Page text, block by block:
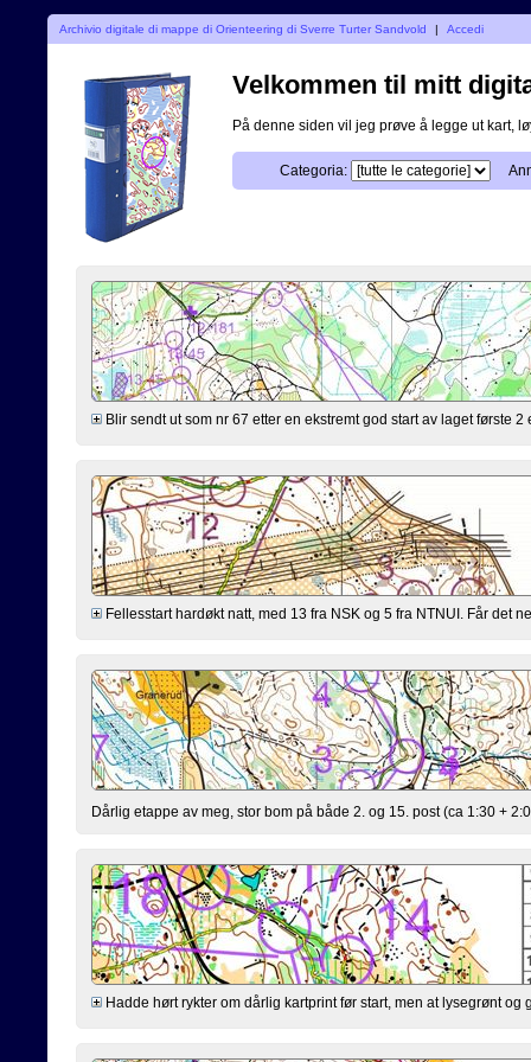
Archivio digitale di mappe di Orienteering di Sverre Turter Sandvold | Accedi
Velkommen til mitt
På denne siden vil jeg prøve å legge ut kart,
Categoria:
Blir sendt ut som nr 67 etter en ekstremt god start av laget første
Fellesstart hardøkt natt, med 13 fra NSK og 5 fra NTNUI. Får det
Dårlig etappe av meg, stor bom på både 2. og 15. post (ca 1:30 +
Hadde hørt rykter om dårlig kartprint før start, men at lysegrønt